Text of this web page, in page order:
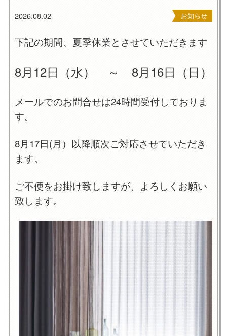
2026.08.02 お知らせ
下記の期間、夏季休業とさせていただきます
8月12日（水） ～ 8月16日（日）
メールでのお問合せは24時間受付しておりま
す。
8月17日(月）以降順次ご対応させていただき
ます。
ご不便をお掛け致しますが、よろしくお願い
致します。